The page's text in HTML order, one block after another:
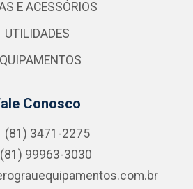
E ACESSÓRIOS
UTILIDADES
Conosco
(81) 3471-2275
(81) 99963-3030